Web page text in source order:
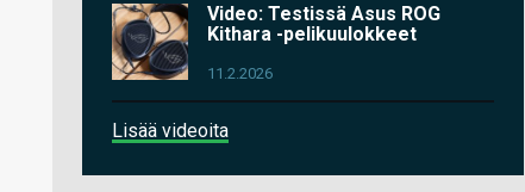
Video: Testissä Asus ROG
Kithara -pelikuulokkeet
11.2.2026
Lisää videoita